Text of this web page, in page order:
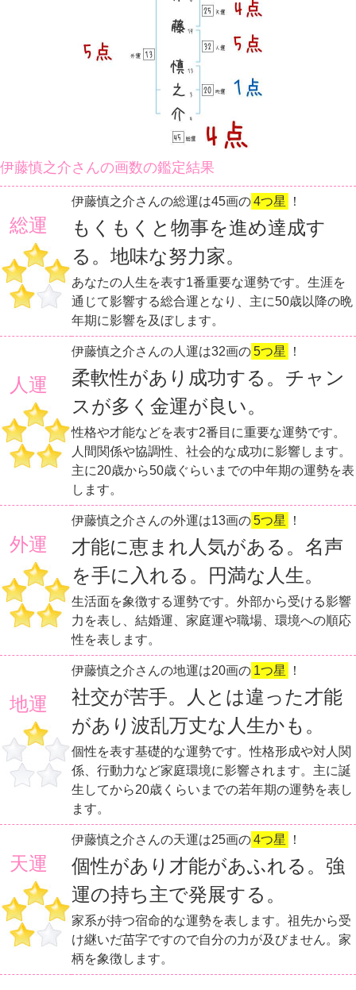
伊藤慎之介さんの画数の鑑定結果
総運
伊藤慎之介さんの総運は45画の4つ星 ！
もくもくと物事を進め達成す
る。地味な努力家。
あなたの人生を表す1番重要な運勢です。生涯を
通じて影響する総合運となり、主に50歳以降の晩
年期に影響を及ぼします。
人運
伊藤慎之介さんの人運は32画の5つ星 ！
柔軟性があり成功する。チャン
スが多く金運が良い。
性格や才能などを表す2番目に重要な運勢です。
人間関係や協調性、社会的な成功に影響します。
主に20歳から50歳ぐらいまでの中年期の運勢を表
します。
外運
伊藤慎之介さんの外運は13画の5つ星 ！
才能に恵まれ人気がある。名声
を手に入れる。円満な人生。
生活面を象徴する運勢です。外部から受ける影響
力を表し、結婚運、家庭運や職場、環境への順応
性を表します。
地運
伊藤慎之介さんの地運は20画の 1つ星 ！
社交が苦手。人とは違った才能
があり波乱万丈な人生かも。
個性を表す基礎的な運勢です。性格形成や対人関
係、行動力など家庭環境に影響されます。主に誕
生してから20歳くらいまでの若年期の運勢を表し
ます。
天運
伊藤慎之介さんの天運は25画の4つ星 ！
個性があり才能があふれる。強
運の持ち主で発展する。
家系が持つ宿命的な運勢を表します。祖先から受
け継いだ苗字ですので自分の力が及びません。家
柄を象徴します。